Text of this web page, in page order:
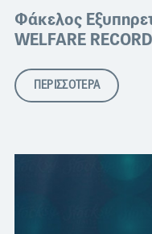
Φάκελος
WELFARE RECORD
ΠΕΡΙΣΣΟΤΕΡΑ